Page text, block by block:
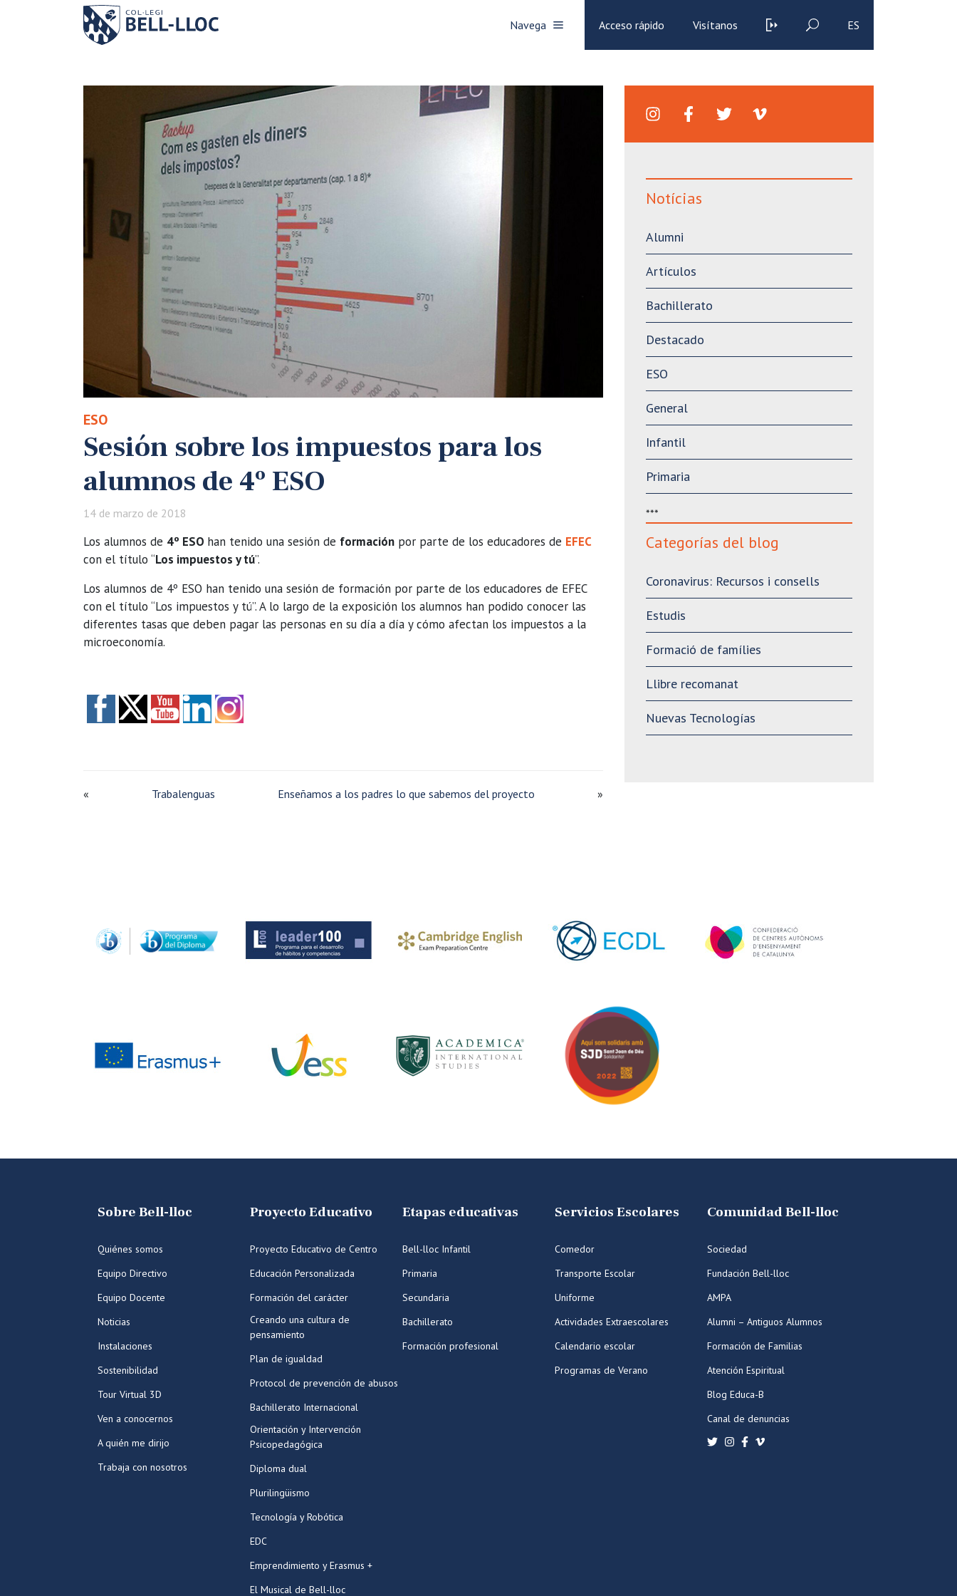
Navega Acceso rápido Visítanos ES
ESO
Sesión sobre los impuestos para los
alumnos de 4º ESO
14 de marzo de 2018
Los alumnos de 4º ESO han tenido una sesión de formación por parte de los educadores de EFEC
con el título “Los impuestos y tú”.
Los alumnos de 4º ESO han tenido una sesión de formación por parte de los educadores de EFEC
con el título “Los impuestos y tú”. A lo largo de la exposición los alumnos han podido conocer las
diferentes tasas que deben pagar las personas en su día a día y cómo afectan los impuestos a la
microeconomía.
« Trabalenguas Enseñamos a los padres lo que sabemos del proyecto »
Notícias
Alumni
Artículos
Bachillerato
Destacado
ESO
General
Infantil
Primaria
***
Categorías del blog
Coronavirus: Recursos i consells
Estudis
Formació de famílies
Llibre recomanat
Nuevas Tecnologías
Sobre Bell-lloc
Quiénes somos
Equipo Directivo
Equipo Docente
Noticias
Instalaciones
Sostenibilidad
Tour Virtual 3D
Ven a conocernos
A quién me dirijo
Trabaja con nosotros
Proyecto Educativo
Proyecto Educativo de Centro
Educación Personalizada
Formación del carácter
Creando una cultura de
pensamiento
Plan de igualdad
Protocol de prevención de abusos
Bachillerato Internacional
Orientación y Intervención
Psicopedagógica
Diploma dual
Plurilingüismo
Tecnología y Robótica
EDC
Emprendimiento y Erasmus +
El Musical de Bell-lloc
Etapas educativas
Bell-lloc Infantil
Primaria
Secundaria
Bachillerato
Formación profesional
Servicios Escolares
Comedor
Transporte Escolar
Uniforme
Actividades Extraescolares
Calendario escolar
Programas de Verano
Comunidad Bell-lloc
Sociedad
Fundación Bell-lloc
AMPA
Alumni – Antiguos Alumnos
Formación de Familias
Atención Espiritual
Blog Educa-B
Canal de denuncias